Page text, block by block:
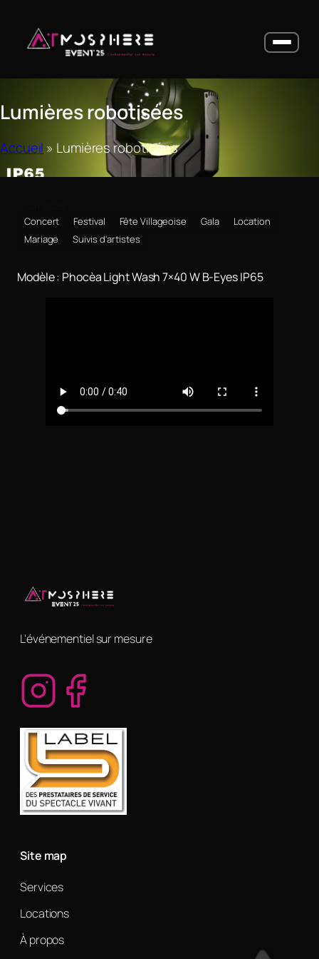
Locations
Actualités
À Propos
Lumières robotisées
Accueil » Lumières robotisées
Concert
Festival Fête Villageoise Gala
Location
Mariage
Suivis d'artistes
Modèle : Phocèa Light Wash 7×40 W B-Eyes IP65
L'événementiel sur mesure
Site map
Services
Locations
À propos